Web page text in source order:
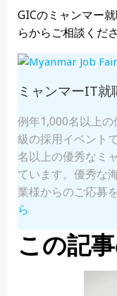
GICのミャンマー
らからご相談くだ
ミャンマーIT
例年1,000名以上
級の採用イベント
名以上の優秀なミ
ています。​​優秀な
業様からのご応募
ら
この記